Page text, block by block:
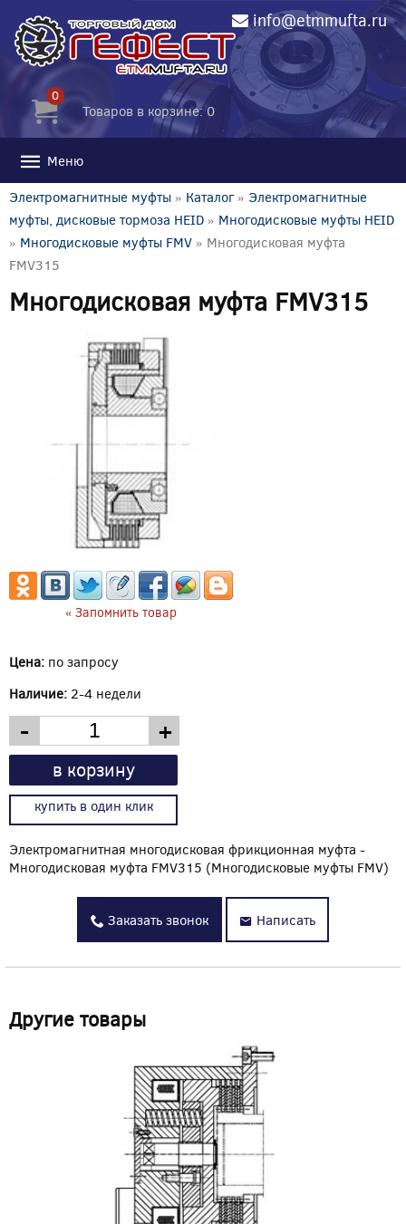
info@etmmufta.ru
0
Товаров в корзине: 0
Меню
Электромагнитные муфты » Каталог» Электромагнитные
муфты, дисковые тормоза HEID » Многодисковые муфты HEID
» Многодисковые муфты FMV » Многодисковая муфта
FMV315
Многодисковая муфта FMV315
« Запомнить товар
Цена: по запросу
Наличие: 2-4 недели
- +
в корзину
купить в один клик
Электромагнитная многодисковая фрикционная муфта -
Многодисковая муфта FMV315 (Многодисковые муфты FMV)
Заказать звонок Написать
Другие товары